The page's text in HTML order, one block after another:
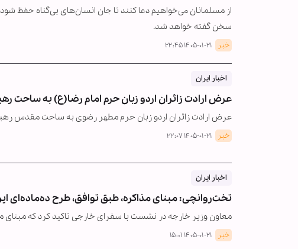
از مسلمانان می‌خواهیم دعا کنند تا جان انسان‌های بی‌گناه حفظ
سخن گفته خواهد شد.
خبر ۱۴۰۵-۰۱-۲۱ ۲۲:۴۵
اخبار ایران
عرض ارادت زائران اردو زبان حرم امام رضا(ع) به ساحت
عرض ارادت زائران اردو زبان حرم مطهر رضوی به ساحت مقدس
خبر ۱۴۰۵-۰۱-۲۱ ۲۲:۰۷
اخبار ایران
تخت‌روانچی: مبنای مذاکره، طبق توافق، طرح ده‌ماده‌ای
معاون وزیر خارجه در نشست با سفرای خارجی تاکید کرد که مبنای مذاکره طرح ۱۰ ماده‌ای
خبر ۱۴۰۵-۰۱-۲۱ ۱۵:۰۱